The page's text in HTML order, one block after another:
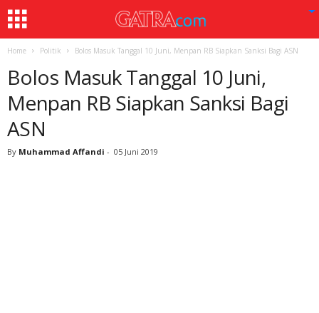
Home Politik Bolos Masuk Tanggal 10 Juni, Menpan RB Siapkan Sanksi Bagi ASN
Bolos Masuk Tanggal 10 Juni,
Menpan RB Siapkan Sanksi Bagi
ASN
By Muhammad Affandi - 05 Juni 2019